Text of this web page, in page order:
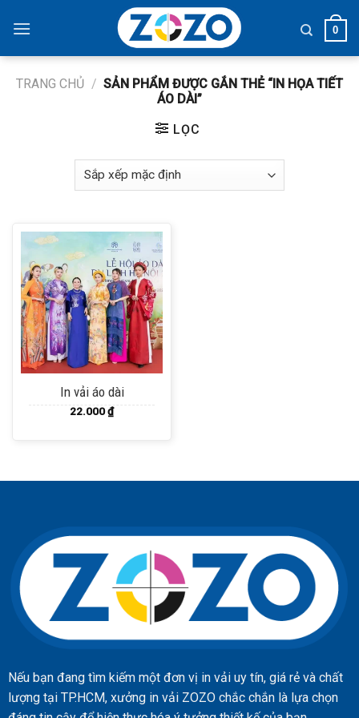
0
TRANG CHỦ / SẢN PHẨM ĐƯỢC GẮN THẺ “IN HỌA TIẾT
ÁO DÀI”
LỌC
In vải áo dài
22.000₫
Nếu bạn đang tìm kiếm một đơn vị in vải uy tín, giá rẻ và chất
lượng tại TP.HCM, xưởng in vải ZOZO chắc chắn là lựa chọn